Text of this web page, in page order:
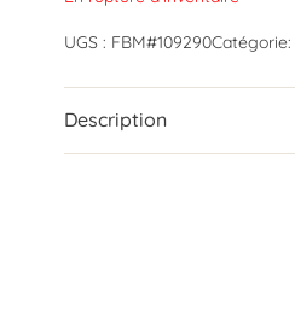
UGS : FBM#109290Catégorie:
Description